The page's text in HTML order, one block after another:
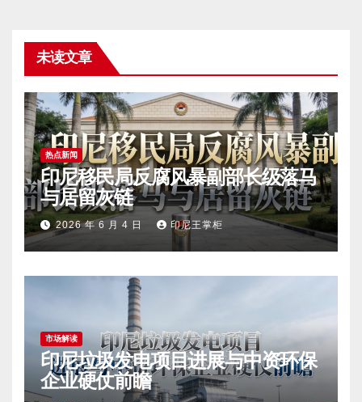
未读文章
热点新闻
印尼移民局反腐风暴副部长级落马
与居留灰链
2026 年 6 月 4 日 印尼王掌柜
市场解读
印尼垃圾发电项目进展与中资环保
企业硬仗前瞻